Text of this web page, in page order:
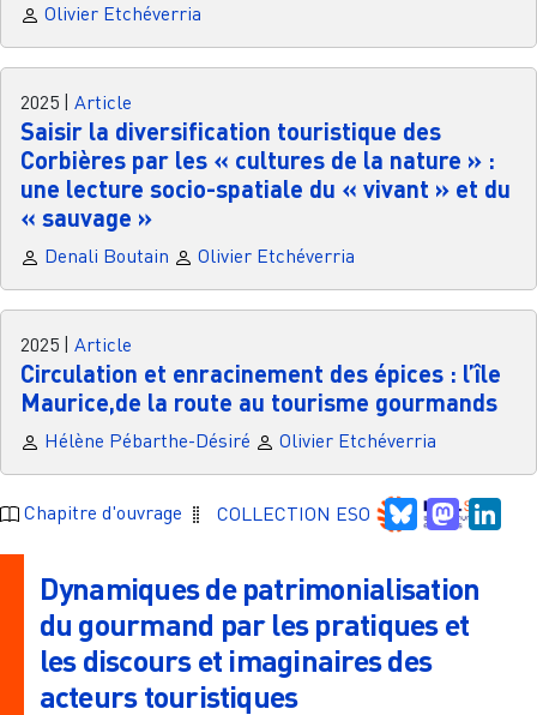
Olivier Etchéverria
2025 Article
Saisir la diversification touristique des
Corbières par les « cultures de la nature » :
une lecture socio-spatiale du « vivant » et du
« sauvage »
Denali Boutain Olivier Etchéverria
2025 Article
Circulation et enracinement des épices : l’île
Maurice,de la route au tourisme gourmands
Hélène Pébarthe-Désiré Olivier Etchéverria
Chapitre d'ouvrage COLLECTION ESO Bluesky
Dynamiques de patrimonialisation
du gourmand par les pratiques et
les discours et imaginaires des
acteurs touristiques